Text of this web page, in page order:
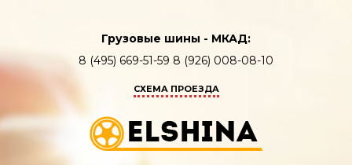
Грузовые шины - МКАД:
8 (495) 669-51-59 8 (926) 008-08-10
СХЕМА ПРОЕЗДА